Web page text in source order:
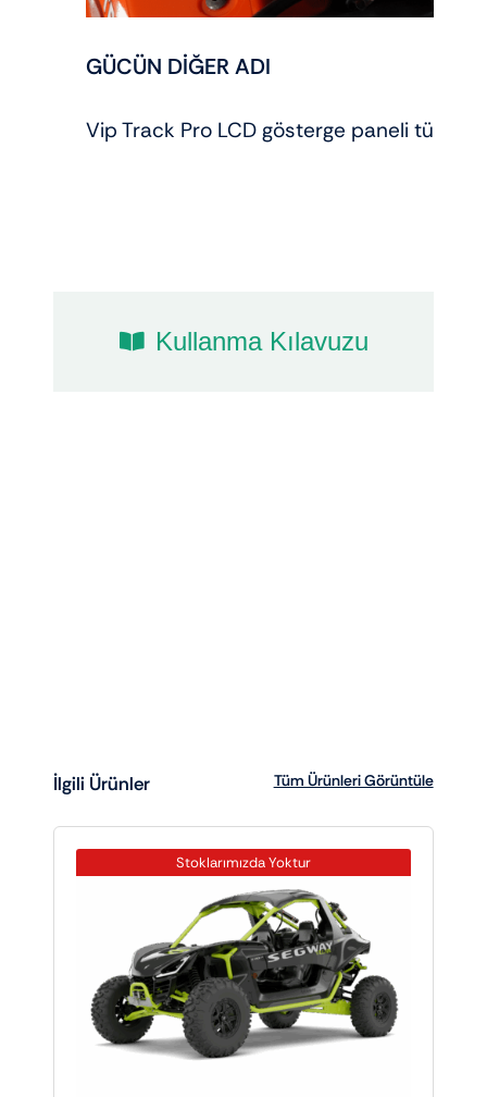
GÜCÜN DİĞER ADI
Vip Track Pro LCD gösterge paneli tüm
Kullanma Kılavuzu
İlgili Ürünler Tüm Ürünleri Görüntüle
Stoklarımızda Yoktur